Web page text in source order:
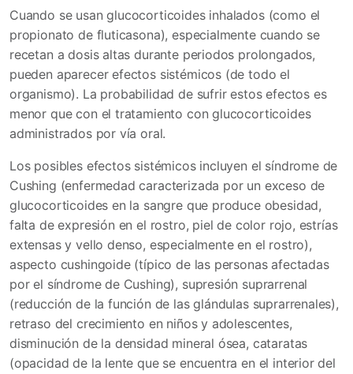
Cuando se usan glucocorticoides inhalados (como el
propionato de fluticasona), especialmente cuando se
recetan a dosis altas durante periodos prolongados,
pueden aparecer efectos sistémicos (de todo el
organismo). La probabilidad de sufrir estos efectos es
menor que con el tratamiento con glucocorticoides
administrados por vía oral.
Los posibles efectos sistémicos incluyen el síndrome de
Cushing (enfermedad caracterizada por un exceso de
glucocorticoides en la sangre que produce obesidad,
falta de expresión en el rostro, piel de color rojo, estrías
extensas y vello denso, especialmente en el rostro),
aspecto cushingoide (típico de las personas afectadas
por el síndrome de Cushing), supresión suprarrenal
(reducción de la función de las glándulas suprarrenales),
retraso del crecimiento en niños y adolescentes,
disminución de la densidad mineral ósea, cataratas
(opacidad de la lente que se encuentra en el interior del